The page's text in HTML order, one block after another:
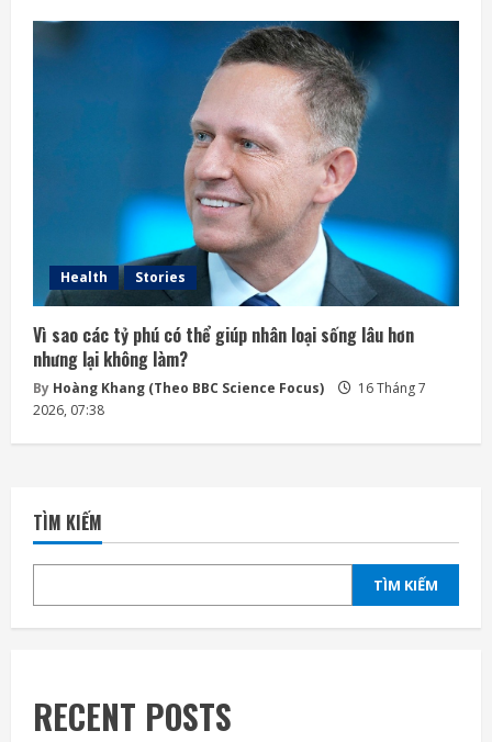
Health Stories
Vì sao các tỷ phú có thể giúp nhân loại sống lâu hơn
nhưng lại không làm?
By Hoàng Khang (Theo BBC Science Focus)
16 Tháng 7
2026, 07:38
TÌM KIẾM
TÌM KIẾM
RECENT POSTS